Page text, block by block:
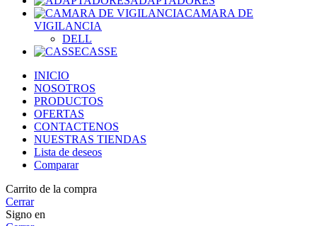
CAMARA DE
VIGILANCIA
DELL
CASSE
INICIO
NOSOTROS
PRODUCTOS
OFERTAS
CONTACTENOS
NUESTRAS TIENDAS
Lista de deseos
Comparar
Carrito de la compra
Cerrar
Signo en